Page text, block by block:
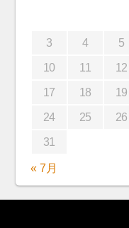
3 4 5
10 11 12
17 18 19
24 25 26
31
« 7月